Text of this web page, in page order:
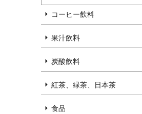
コーヒー飲料
果汁飲料
炭酸飲料
紅茶、緑茶、日本茶
食品